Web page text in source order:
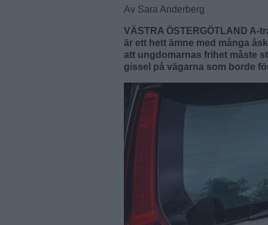
Av Sara Anderberg
VÄSTRA ÖSTERGÖTLAND A-
är ett hett ämne med många
att ungdomarnas frihet måste
gissel på vägarna som borde